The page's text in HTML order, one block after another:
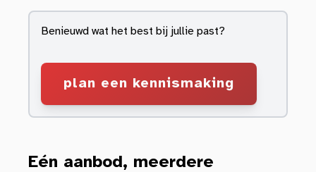
Benieuwd wat het best bij jullie past?
plan een kennismaking
Eén aanbod, meerdere